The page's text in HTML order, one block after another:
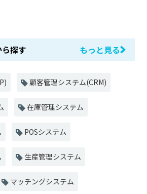
探す もっと見る
顧客管理システム(CRM)
在庫管理システム
POSシステム
生産管理システム
マッチングシステム